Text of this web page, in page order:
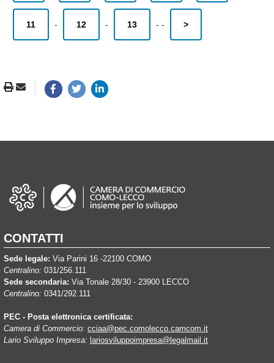
11 - 12 - 13 - - >
CONTATTI
Sede legale: Via Parini 16 -22100 COMO
Centralino: 031/256.111
Sede secondaria: Via Tonale 28/30 - 23900 LECCO
Centralino: 0341/292.111
PEC - Posta elettronica certificata:
Camera di Commercio: cciaa@pec.comolecco.camcom.it
Lario Sviluppo Impresa: lariosviluppoimpresa@legalmail.it